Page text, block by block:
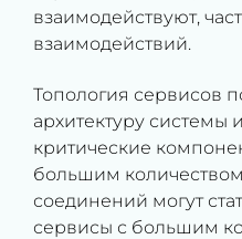
взаимодействуют,
взаимодействий.
Топология сервисов
архитектуру системы
критические
большим
соединений могут
сервисы с большим